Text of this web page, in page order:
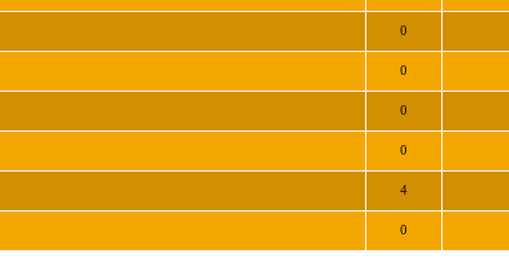
0
0
0
0
4
0